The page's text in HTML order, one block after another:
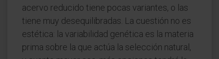
acervo reducido tiene pocas variantes, o las
tiene muy desequilibradas. La cuestión no es
estética: la variabilidad genética es la materia
prima sobre la que actúa la selección natural,